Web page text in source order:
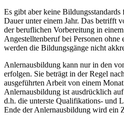
Es gibt aber keine
Dauer unter einem Jahr. Das betrifft
der beruflichen Vorbereitung in
Angestelltenberuf bei Personen ohne
werden die Bildungsgänge nicht
Anlernausbildung kann nur in den
erfolgen. Sie beträgt in der Regel
ausgeführten Arbeit von einem
Anlernausbildung ist ausdrücklich
d.h. die unterste Qualifikations- und
Ende der Anlernausbildung wird ein